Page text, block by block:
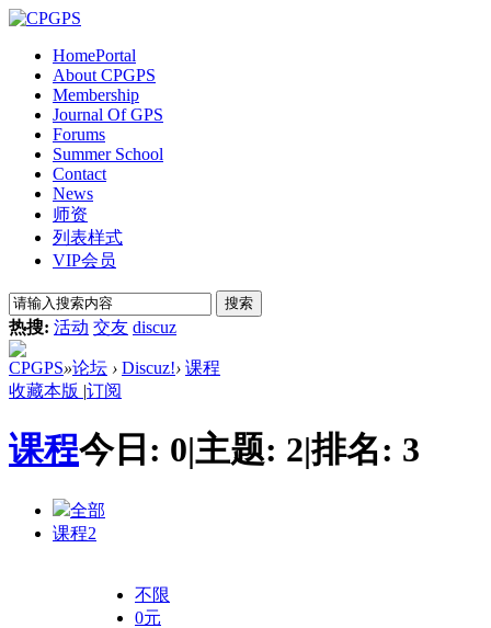
HomePortal
About CPGPS
Membership
Journal Of GPS
Forums
Summer School
Contact
News
师资
列表样式
VIP会员
搜索
热搜: 活动 交友 discuz
CPGPS»论坛 › Discuz!› 课程
收藏本版 |订阅
课程今日: 0|主题: 2|排名: 3
全部
课程2
不限
0元